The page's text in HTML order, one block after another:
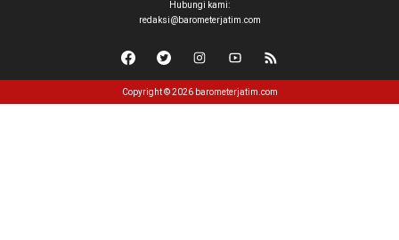
Hubungi kami:
redaksi@barometerjatim.com
Copyright © 2026 barometerjatim.com